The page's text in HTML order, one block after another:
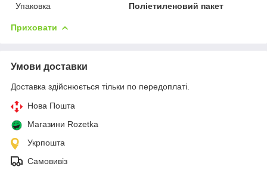
Упаковка
Поліетиленовий пакет
Приховати
Умови доставки
Доставка здійснюється тільки по передоплаті.
Нова Пошта
Магазини Rozetka
Укрпошта
Самовивіз